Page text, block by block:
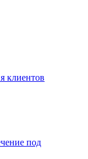
клиентов
под